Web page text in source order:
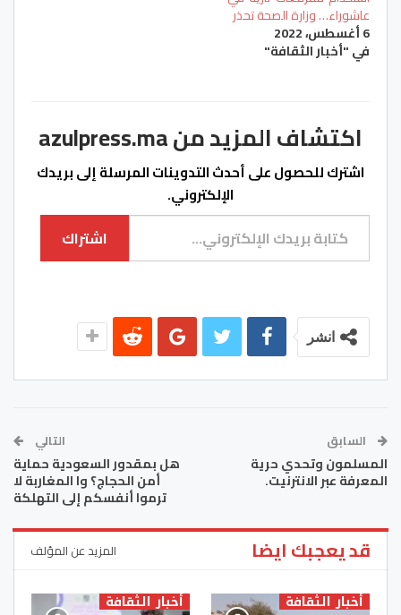
عاشوراء… وزارة الصحة تحذر
6 أغسطس، 2022
في "أخبار الثقافة"
اكتشاف المزيد من azulpress.ma
اشترك للحصول على أحدث التدوينات المرسلة إلى بريدك
الإلكتروني.
كتابة بريدك الإلكتروني...
اشتراك
انشر
السابق
المسلمون وتحدي حرية
المعرفة عبر الانترنيت.
التالي
هل بمقدور السعودية حماية
أمن الحجاج؟ وا المغاربة لا
ترموا أنفسكم إلى التهلكة
قد يعجبك ايضا المزيد عن المؤلف
أخبار الثقافة أخبار الثقافة